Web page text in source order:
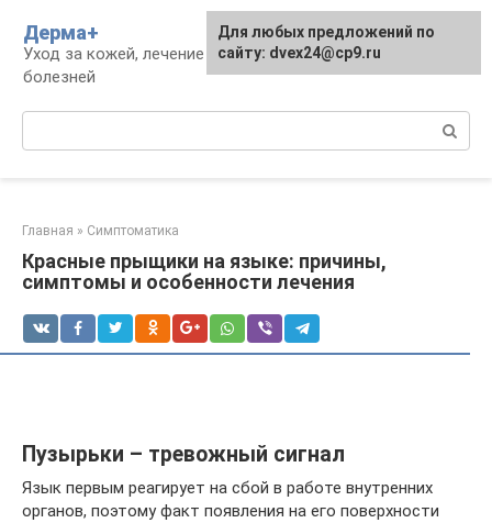
контенту
Дерма+
Уход за кожей, лечение дерматологических
болезней
Главная » Симптоматика
Красные прыщики на языке: причины,
симптомы и особенности лечения
Пузырьки – тревожный сигнал
Язык первым реагирует на сбой в работе внутренних
органов, поэтому факт появления на его поверхности
Для любых предложений по
сайту: dvex24@cp9.ru